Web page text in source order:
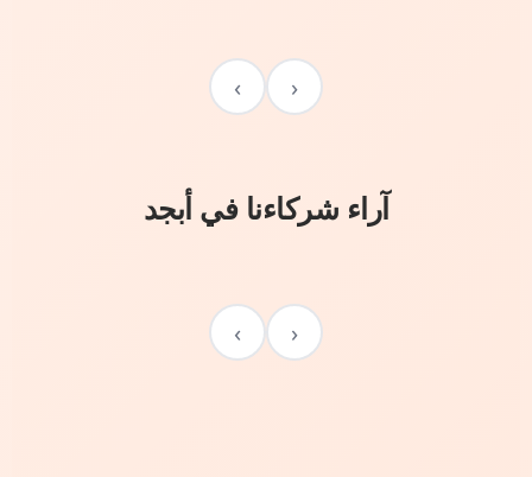
‹
›
آراء شركاءنا في أبجد
‹
›